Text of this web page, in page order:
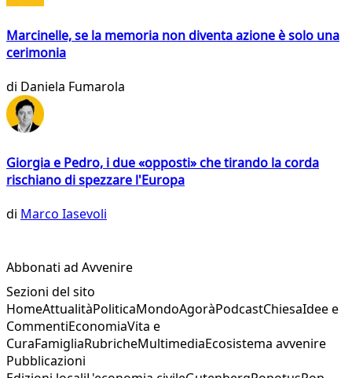
Marcinelle, se la memoria non diventa azione è solo una
cerimonia
di Daniela Fumarola
Giorgia e Pedro, i due «opposti» che tirando la corda
rischiano di spezzare l'Europa
di Marco Iasevoli
Abbonati ad Avvenire
Sezioni del sito
HomeAttualitàPoliticaMondoAgoràPodcastChiesaIdee e
CommentiEconomiaVita e
CuraFamigliaRubricheMultimediaEcosistema avvenire
Pubblicazioni